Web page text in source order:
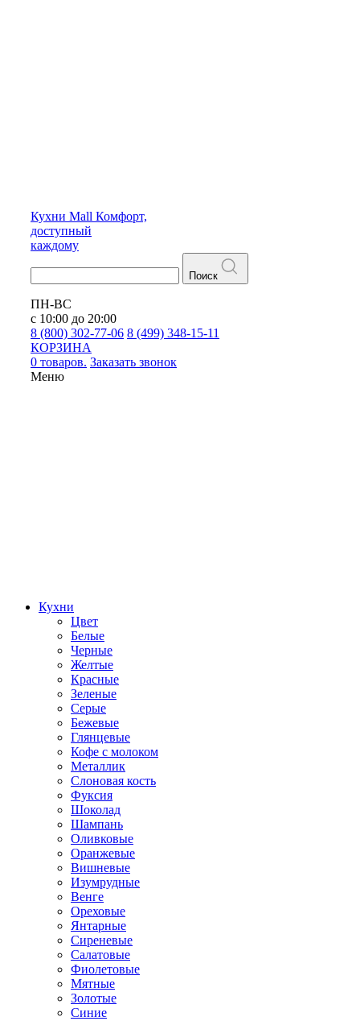
Кухни Mall Комфорт,
доступный
каждому
Поиск
ПН-ВС
с 10:00 до 20:00
8 (800) 302-77-06 8 (499) 348-15-11
КОРЗИНА
0 товаров. Заказать звонок
Меню
Кухни
Цвет
Белые
Черные
Желтые
Красные
Зеленые
Серые
Бежевые
Глянцевые
Кофе с молоком
Металлик
Слоновая кость
Фуксия
Шоколад
Шампань
Оливковые
Оранжевые
Вишневые
Изумрудные
Венге
Ореховые
Янтарные
Сиреневые
Салатовые
Фиолетовые
Мятные
Золотые
Синие